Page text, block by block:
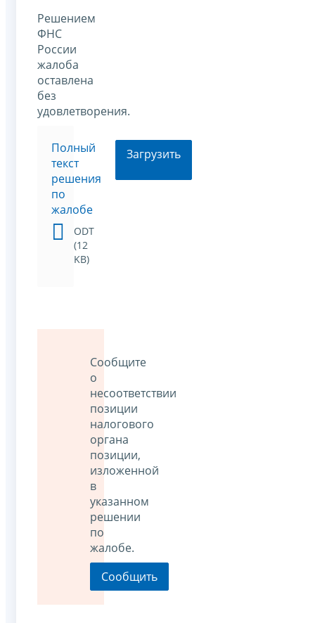
Решением
ФНС
России
жалоба
оставлена
без
удовлетворения.
Полный
текст
решения
по
жалобе
ODT
(12
KB)
Загрузить
Сообщите
о
несоответствии
позиции
налогового
органа
позиции,
изложенной
в
указанном
решении
по
жалобе.